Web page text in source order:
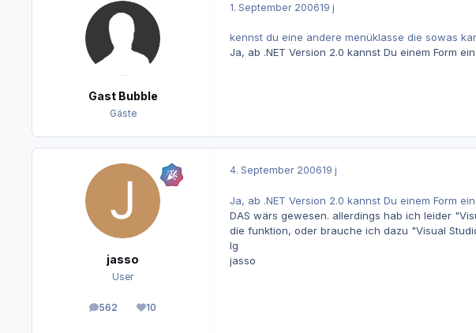
Gast Bubble
Gäste
1. September 200619 j
kennst du eine andere menüklasse die sowas
Ja, ab .NET Version 2.0 kannst Du einem Form
jasso
User
562
Beiträge 10
Reputation
4. September 200619 j
Ja, ab .NET Version 2.0 kannst Du einem Form
DAS wärs gewesen. allerdings hab ich leider
die funktion, oder brauche ich dazu "Visual
lg
jasso